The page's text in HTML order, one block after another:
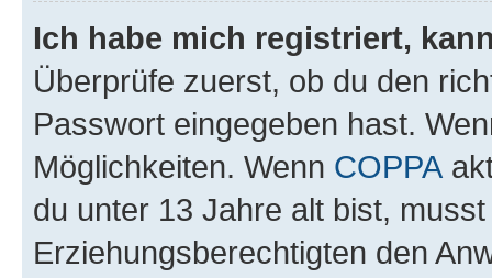
Ich habe mich registriert,
Überprüfe zuerst, ob du den
Passwort eingegeben hast.
Möglichkeiten. Wenn COPPA
du unter 13 Jahre alt bist,
Erziehungsberechtigten den